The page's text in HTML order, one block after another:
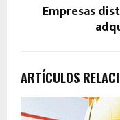
Empresas
ARTÍCULOS